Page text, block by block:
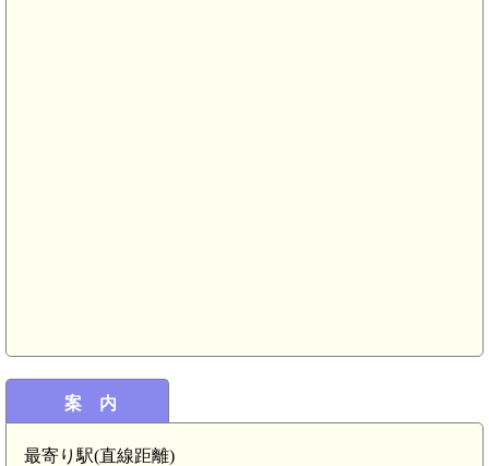
案 内
最寄り駅(直線距離)